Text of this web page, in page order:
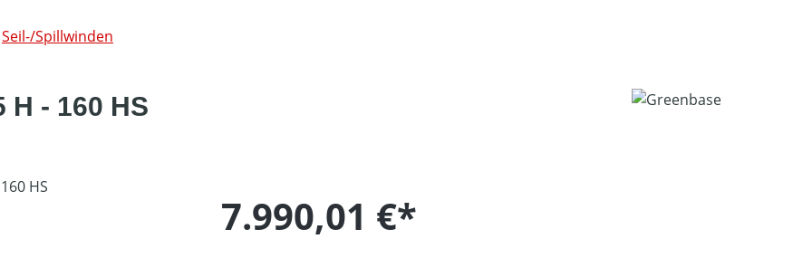
Seil-/Spillwinden
- 160 HS
7.990,01 €*